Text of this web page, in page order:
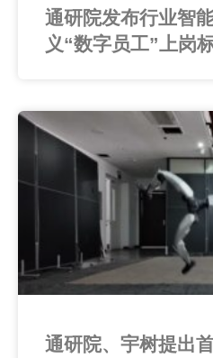
通研院发布行业智
义“数字员工”上岗
通研院、宇树提出